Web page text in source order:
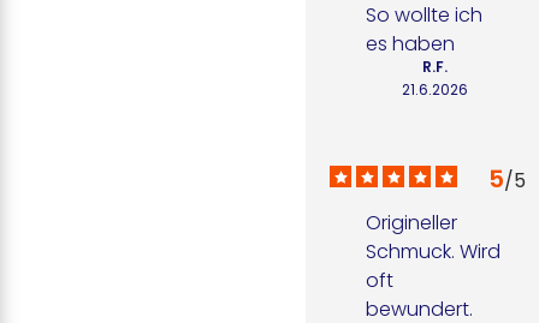
So wollte ich
es haben
21.6.2026
R.F.
5/5
Origineller
Schmuck. Wird
oft
bewundert.